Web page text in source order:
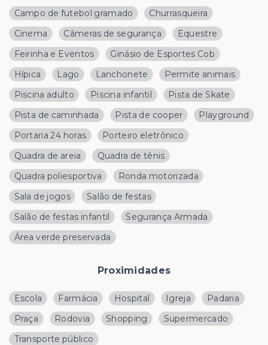
Campo de futebol gramado
Churrasqueira
Cinema
Câmeras de segurança
Equestre
Feirinha e Eventos
Ginásio de Esportes Cob
Hípica
Lago Lanchonete
Permite animais
Piscina adulto
Piscina infantil
Pista de Skate
Pista de caminhada
Pista de cooper
Playground
Portaria 24 horas
Porteiro eletrônico
Quadra de areia
Quadra de tênis
Quadra poliesportiva
Ronda motorizada
Sala de jogos
Salão de festas
Salão de festas infantil
Segurança Armada
Área verde preservada
Proximidades
Escola Farmácia Hospital Igreja
Padaria
Praça
Rodovia Shopping
Supermercado
Transporte público